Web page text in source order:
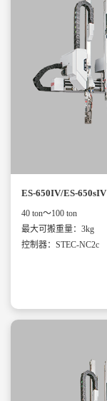
ES-650IV/ES-650sIV
40 ton～100 ton
最大可搬重量：3kg
控制器：STEC-NC2c